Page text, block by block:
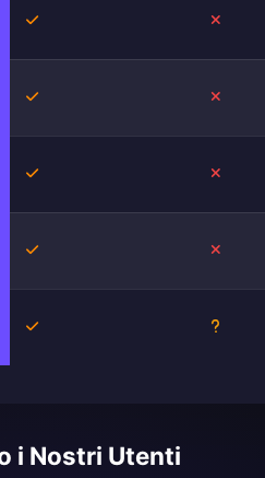
Sì
Sì
Sì
Sì
Sì
i Nostri Utenti